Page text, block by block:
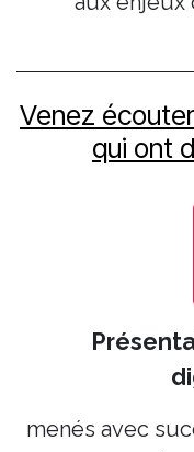
Venez
qui ont
menés avec